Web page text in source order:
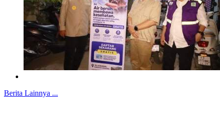
Berita Lainnya ...